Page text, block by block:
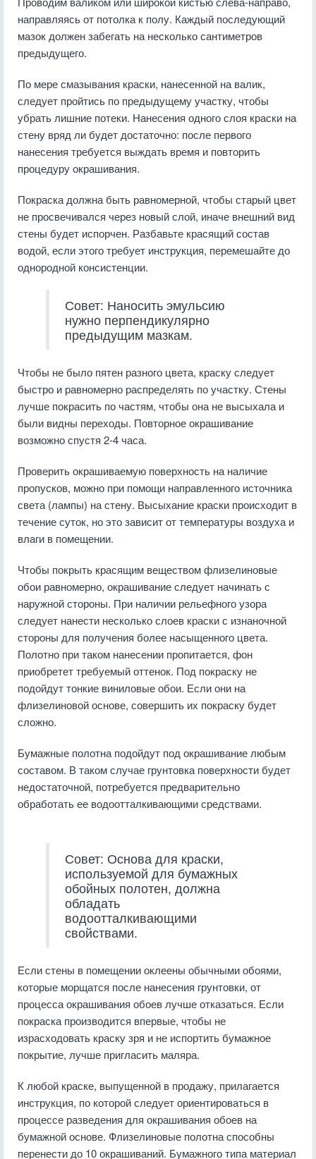
направляясь от потолка к полу. Каждый последующий
мазок должен забегать на несколько сантиметров
предыдущего.
По мере смазывания краски, нанесенной на валик,
следует пройтись по предыдущему участку, чтобы
убрать лишние потеки. Нанесения одного слоя краски на
стену вряд ли будет достаточно: после первого
нанесения требуется выждать время и повторить
процедуру окрашивания.
Покраска должна быть равномерной, чтобы старый цвет
не просвечивался через новый слой, иначе внешний вид
стены будет испорчен. Разбавьте красящий состав
водой, если этого требует инструкция, перемешайте до
однородной консистенции.
Совет: Наносить эмульсию
нужно перпендикулярно
предыдущим мазкам.
Чтобы не было пятен разного цвета, краску следует
быстро и равномерно распределять по участку. Стены
лучше покрасить по частям, чтобы она не высыхала и
были видны переходы. Повторное окрашивание
возможно спустя 2-4 часа.
Проверить окрашиваемую поверхность на наличие
пропусков, можно при помощи направленного источника
света (лампы) на стену. Высыхание краски происходит в
течение суток, но это зависит от температуры воздуха и
влаги в помещении.
Чтобы покрыть красящим веществом флизелиновые
обои равномерно, окрашивание следует начинать с
наружной стороны. При наличии рельефного узора
следует нанести несколько слоев краски с изнаночной
стороны для получения более насыщенного цвета.
Полотно при таком нанесении пропитается, фон
приобретет требуемый оттенок. Под покраску не
подойдут тонкие виниловые обои. Если они на
флизелиновой основе, совершить их покраску будет
сложно.
Бумажные полотна подойдут под окрашивание любым
составом. В таком случае грунтовка поверхности будет
недостаточной, потребуется предварительно
обработать ее водоотталкивающими средствами.
Совет: Основа для краски,
используемой для бумажных
обойных полотен, должна
обладать
водоотталкивающими
свойствами.
Если стены в помещении оклеены обычными обоями,
которые морщатся после нанесения грунтовки, от
процесса окрашивания обоев лучше отказаться. Если
покраска производится впервые, чтобы не
израсходовать краску зря и не испортить бумажное
покрытие, лучше пригласить маляра.
К любой краске, выпущенной в продажу, прилагается
инструкция, по которой следует ориентироваться в
процессе разведения для окрашивания обоев на
бумажной основе. Флизелиновые полотна способны
перенести до 10 окрашиваний. Бумажного типа материал